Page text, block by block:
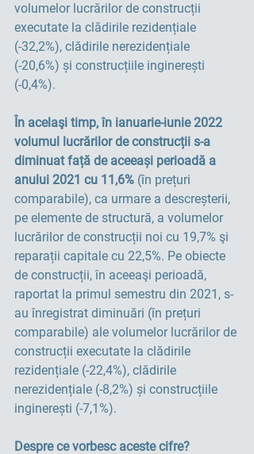
volumelor lucrărilor de construcții
executate la clădirile rezidențiale
(-32,2%), clădirile nerezidențiale
(-20,6%) și construcțiile inginerești
(-0,4%).
În acelaşi timp, în ianuarie-iunie 2022
volumul lucrărilor de construcții s-a
diminuat față de aceeași perioadă a
anului 2021 cu 11,6% (în prețuri
comparabile), ca urmare a descreșterii,
pe elemente de structură, a volumelor
lucrărilor de construcții noi cu 19,7% şi
reparații capitale cu 22,5%. Pe obiecte
de construcții, în aceeaşi perioadă,
raportat la primul semestru din 2021, s-
au înregistrat diminuări (în prețuri
comparabile) ale volumelor lucrărilor de
construcții executate la clădirile
rezidențiale (-22,4%), clădirile
nerezidențiale (-8,2%) și construcțiile
inginerești (-7,1%).
Despre ce vorbesc aceste cifre?